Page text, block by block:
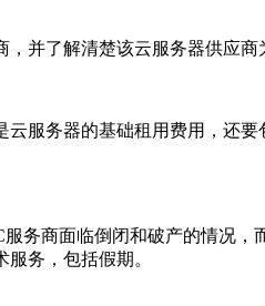
并了解清楚该云服务器供应商
服务器的基础租用费用，还
务商面临倒闭和破产的情况，
务，包括假期。